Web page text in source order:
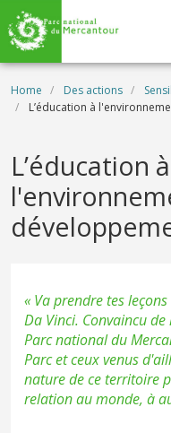
Skip to main content
Breadcrumb
Home Des actions
L’éducation à
L’éducation à
« Va prendre tes
Da Vinci. Convaincu
Parc national du
Parc et ceux venus
nature de ce territoire
relation au monde, à